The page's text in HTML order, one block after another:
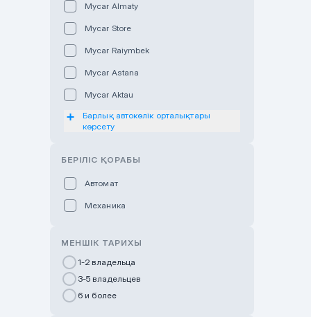
Mycar Almaty
Mycar Store
Mycar Raiymbek
Mycar Astana
Mycar Aktau
Mycar Uralsk
Haval & Tank Pavlodar
Bavaria Almaty
Mycar Shymkent
Changan Auto Nurly Zhol
Барлық автокөлік орталықтары
көрсету
БЕРІЛІС ҚОРАБЫ
Автомат
Механика
МЕНШІК ТАРИХЫ
1-2 владельца
3-5 владельцев
6 и более